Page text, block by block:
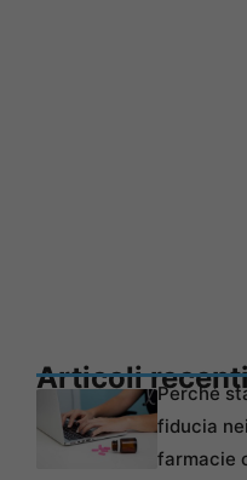
Articoli
Perché
fiducia
farmacie